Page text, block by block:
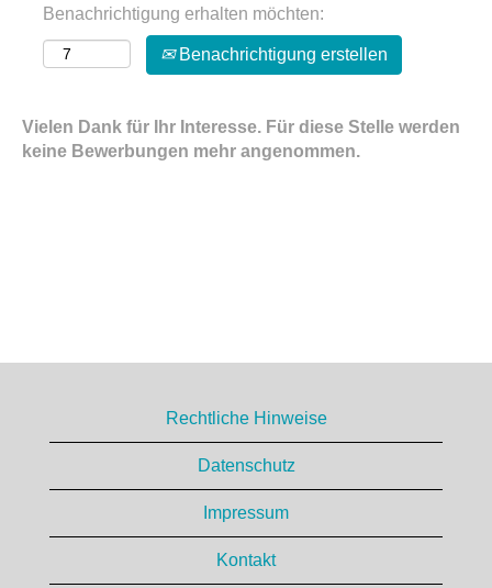
Benachrichtigung erhalten möchten:
Benachrichtigung erstellen
Vielen Dank für Ihr Interesse. Für diese Stelle werden
keine Bewerbungen mehr angenommen.
Rechtliche Hinweise
Datenschutz
Impressum
Kontakt